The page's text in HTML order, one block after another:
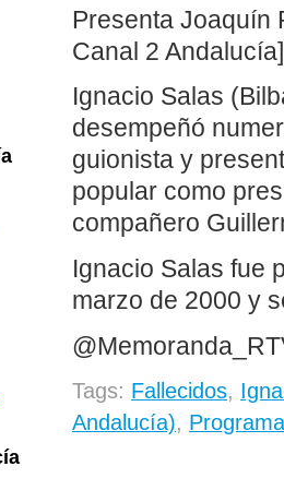
Presenta Joaquín
Canal 2 Andalucía]
Ignacio Salas
desempeñó
guionista y
popular como
compañero
Ignacio Salas fue
marzo de 2000 y
Tags: Fallecidos,
Andalucía),